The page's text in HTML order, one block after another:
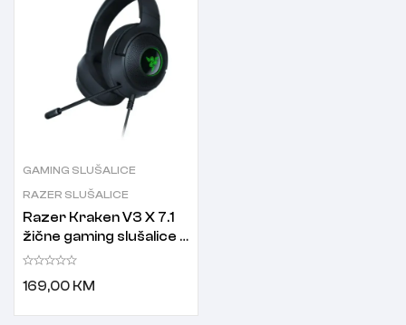
GAMING SLUŠALICE
RAZER SLUŠALICE
Razer Kraken V3 X 7.1
žične gaming slušalice s
mikrofonom za PC PS5
169,00 KM